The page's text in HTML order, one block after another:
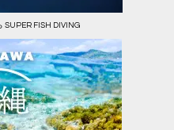
SUPER FISH DIVING